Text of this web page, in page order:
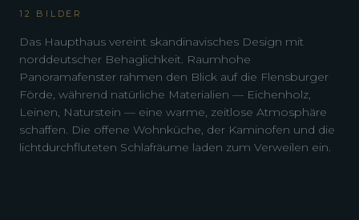
12 BILDER
Das Haupthaus vereint skandinavisches Design mit
norddeutscher Behaglichkeit. Raumhohe
Panoramafenster rahmen den Blick auf die Flensburger
Förde, während natürliche Materialien — Eichenholz,
Leinen, Naturstein — eine warme, zeitlose Atmosphäre
schaffen. Die offene Wohnküche, der Kaminofen und die
lichtdurchfluteten Schlafräume laden zum Verweilen ein.